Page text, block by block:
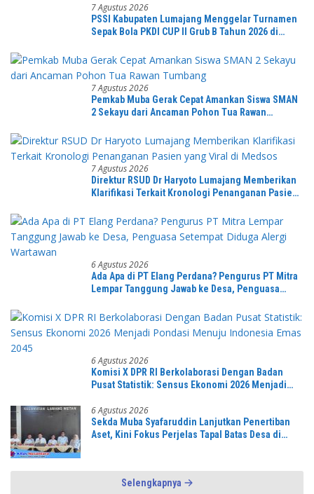
7 Agustus 2026
PSSI Kabupaten Lumajang Menggelar Turnamen
Sepak Bola PKDI CUP II Grub B Tahun 2026 di
7 Agustus 2026
Pemkab Muba Gerak Cepat Amankan Siswa SMAN
2 Sekayu dari Ancaman Pohon Tua Rawan
7 Agustus 2026
Direktur RSUD Dr Haryoto Lumajang Memberikan
Klarifikasi Terkait Kronologi Penanganan Pasien
6 Agustus 2026
Ada Apa di PT Elang Perdana? Pengurus PT Mitra
Lempar Tanggung Jawab ke Desa, Penguasa
6 Agustus 2026
Komisi X DPR RI Berkolaborasi Dengan Badan
Pusat Statistik: Sensus Ekonomi 2026 Menjadi
6 Agustus 2026
Sekda Muba Syafaruddin Lanjutkan Penertiban
Aset, Kini Fokus Perjelas Tapal Batas Desa di
Selengkapnya